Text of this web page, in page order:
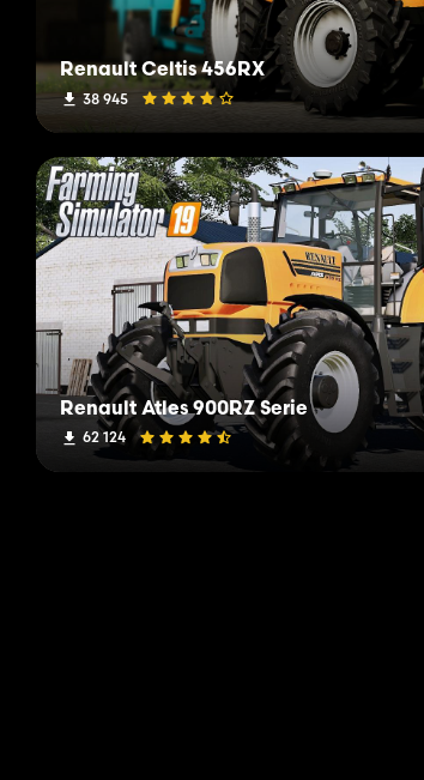
Renault Celtis 456RX
38 945
Renault Atles 900RZ Serie
62 124